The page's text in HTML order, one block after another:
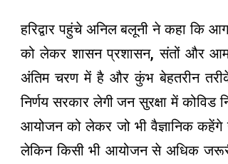
हरिद्वार पहुंचे अनिल बलूनी ने कहा कि
को लेकर शासन प्रशासन, संतों और आम
अंतिम चरण में है और कुंभ बेहतरीन
निर्णय सरकार लेगी जन सुरक्षा में कोविड
आयोजन को लेकर जो भी वैज्ञानिक कहेंगे
लेकिन किसी भी आयोजन से अधिक